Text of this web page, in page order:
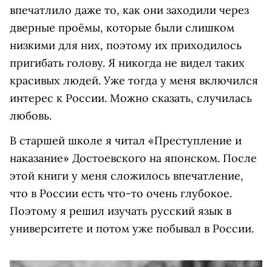
впечатлило даже то, как они заходили через
дверные проёмы, которые были слишком
низкими для них, поэтому их приходилось
пригибать голову. Я никогда не видел таких
красивых людей. Уже тогда у меня включился
интерес к России. Можно сказать, случилась
любовь.
В старшей школе я читал «Преступление и
наказание» Достоевского на японском. После
этой книги у меня сложилось впечатление,
что в России есть что-то очень глубокое.
Поэтому я решил изучать русский язык в
университете и потом уже побывал в России.